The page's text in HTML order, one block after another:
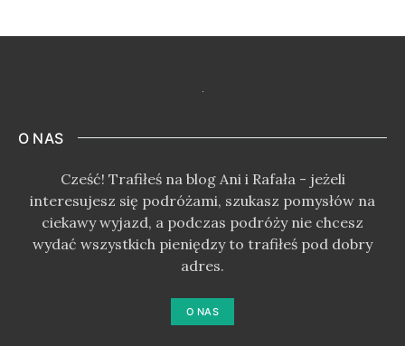
O NAS
Cześć! Trafiłeś na blog Ani i Rafała - jeżeli
interesujesz się podróżami, szukasz pomysłów na
ciekawy wyjazd, a podczas podróży nie chcesz
wydać wszystkich pieniędzy to trafiłeś pod dobry
adres.
O NAS